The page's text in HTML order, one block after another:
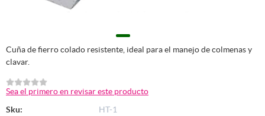
Cuña de fierro colado resistente, ideal para el manejo de colmenas y
clavar.
Sea el primero en revisar este producto
Sku:
HT-1